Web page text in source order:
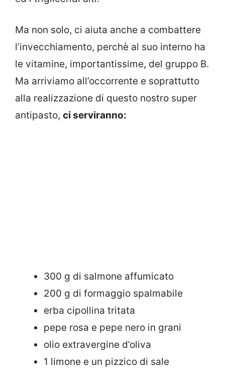
Ma non solo, ci aiuta anche a combattere
l’invecchiamento, perchè al suo interno ha
le vitamine, importantissime, del gruppo B.
Ma arriviamo all’occorrente e soprattutto
alla realizzazione di questo nostro super
antipasto, ci serviranno:
300 g di salmone affumicato
200 g di formaggio spalmabile
erba cipollina tritata
pepe rosa e pepe nero in grani
olio extravergine d’oliva
1 limone e un pizzico di sale